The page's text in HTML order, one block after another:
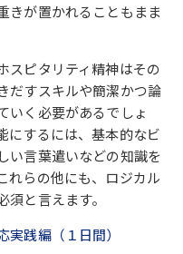
きが置かれることもまま
スピタリティ精神はその
だすスキルや簡潔かつ論
いく必要があるでしょ
にするには、基本的なビ
い言葉遣いなどの知識を
れらの他にも、ロジカル
と言えます。
践編（１日間）